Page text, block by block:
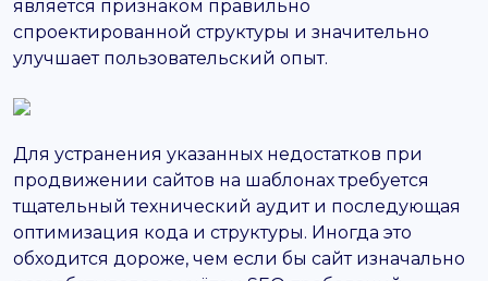
является признаком правильно
спроектированной структуры и значительно
улучшает пользовательский опыт.
Для устранения указанных недостатков при
продвижении сайтов на шаблонах требуется
тщательный технический аудит и последующая
оптимизация кода и структуры. Иногда это
обходится дороже, чем если бы сайт изначально